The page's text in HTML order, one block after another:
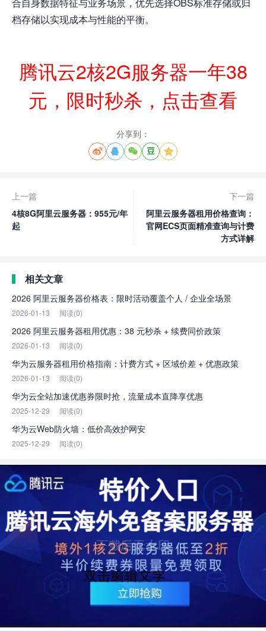
合自身数据特征与业务场景，优先选择OBS标准存储或归
档存储以实现成本与性能的平衡。
腾讯云2核2G服务器一年38
元，限时秒杀，点击查看
分享到：
    
上一篇
4核8G阿里云服务器：955元/年
起
下一篇
阿里云服务器租用价格查询：
官网ECS页面精准查询与计费
方式详解
相关文章
2026 阿里云服务器价格表：限时活动覆盖个人 / 企业全场景
2026-01-13 阅读(0)
2026 阿里云服务器租用优惠：38 元秒杀 + 续费同价政策
2026-01-13 阅读(0)
华为云服务器租用价格指南：计费方式 + 区域价差 + 优惠政策
2026-01-13 阅读(0)
华为云全站加速优惠券限时抢，流量成本直降享优惠
2025-12-29 阅读(0)
华为云Web防火墙：低价高效护网安
2025-12-29 阅读(0)